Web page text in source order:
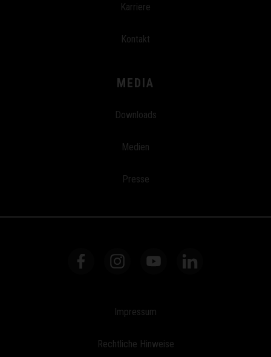
Karriere
Kontakt
MEDIA
Downloads
Medien
Presse
Impressum
Rechtliche Hinweise